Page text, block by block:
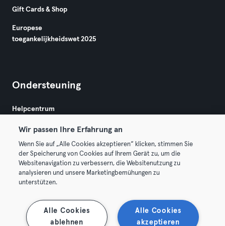
Gift Cards & Shop
Europese
toegankelijkheidswet 2025
Ondersteuning
Helpcentrum
Algemene Voorwaarden
Membership opzeggen Trek hier je contract terug
Wir passen Ihre Erfahrung an
Wenn Sie auf „Alle Cookies akzeptieren“ klicken, stimmen Sie
der Speicherung von Cookies auf Ihrem Gerät zu, um die
Websitenavigation zu verbessern, die Websitenutzung zu
analysieren und unsere Marketingbemühungen zu
unterstützen.
Alle Cookies
akzeptieren
Alle Cookies
ablehnen